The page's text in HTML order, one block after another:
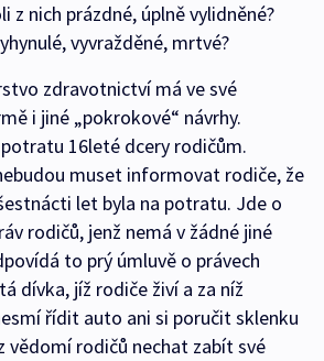
nich prázdné, úplně vylidněné?
vyvražděné, mrtvé?
zdravotnictví má ve své
i jiné „pokrokové“ návrhy.
16leté dcery rodičům.
muset informovat rodiče, že
let byla na potratu. Jde o
rodičů, jenž nemá v žádné jiné
to prý úmluvě o právech
dívka, jíž rodiče živí a za níž
řídit auto ani si poručit sklenku
vědomí rodičů nechat zabít své